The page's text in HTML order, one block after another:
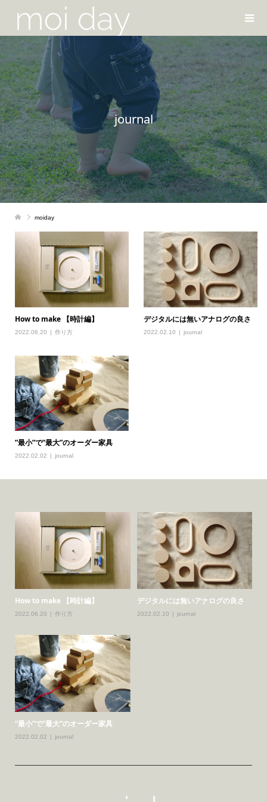
journal
moiday
How to make 【時計編】
2022.06.20 作り方
デジタルには無いアナログの良さ
2022.02.10 journal
”最小”で”最大”のオーダー家具
2022.02.02 journal
How to make 【時計編】
2022.06.20 作り方
デジタルには無いアナログの良さ
2022.02.10 journal
”最小”で”最大”のオーダー家具
2022.02.02 journal